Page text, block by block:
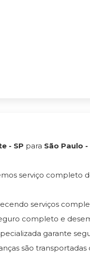
- SP para São Paulo -
serviço completo
serviços
completo e
garante
são